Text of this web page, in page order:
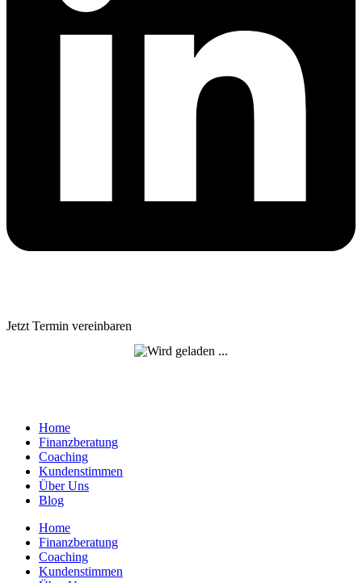
Jetzt Termin vereinbaren
Home
Finanzberatung
Coaching
Kundenstimmen
Über Uns
Blog
Home
Finanzberatung
Coaching
Kundenstimmen